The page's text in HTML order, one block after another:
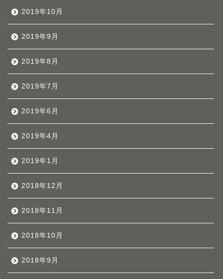
2019年10月
2019年9月
2019年8月
2019年7月
2019年6月
2019年4月
2019年1月
2018年12月
2018年11月
2018年10月
2018年9月